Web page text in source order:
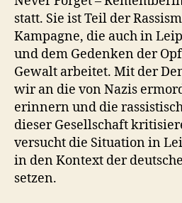
statt. Sie ist Teil der
Kampagne, die auch in
und dem Gedenken der
Gewalt arbeitet. Mit der
wir an die von Nazis
erinnern und die
dieser Gesellschaft
versucht die Situation in
in den Kontext der
setzen.